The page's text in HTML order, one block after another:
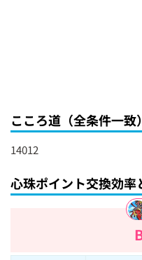
こころ道（全条件一致）
14012
心珠ポイント交換効率